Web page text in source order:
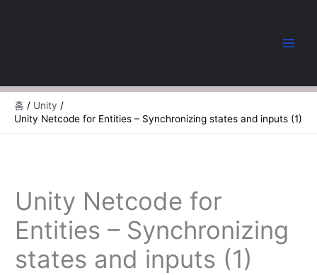
너
홈
Unity
Unity Netcode for Entities – Synchronizing states and inputs (1)
Unity Netcode for
Entities – Synchronizing
states and inputs (1)